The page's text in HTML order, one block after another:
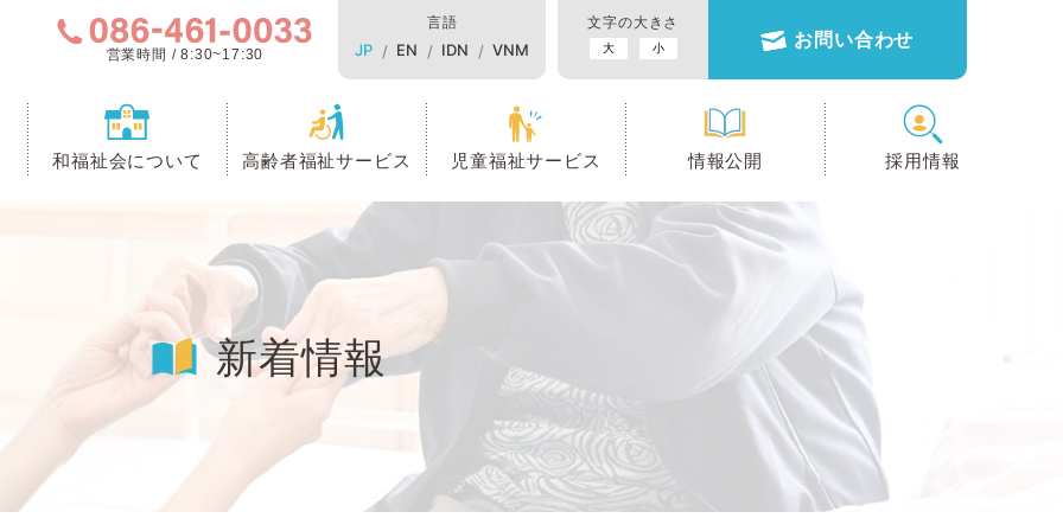
営業時間 / 8:30~17:30
言語
JP EN IDN VNM
文字の大きさ
大 小 お問い合わせ
和福祉会について 高齢者福祉サービス 児童福祉サービス 情報公開 採用情報
新着情報